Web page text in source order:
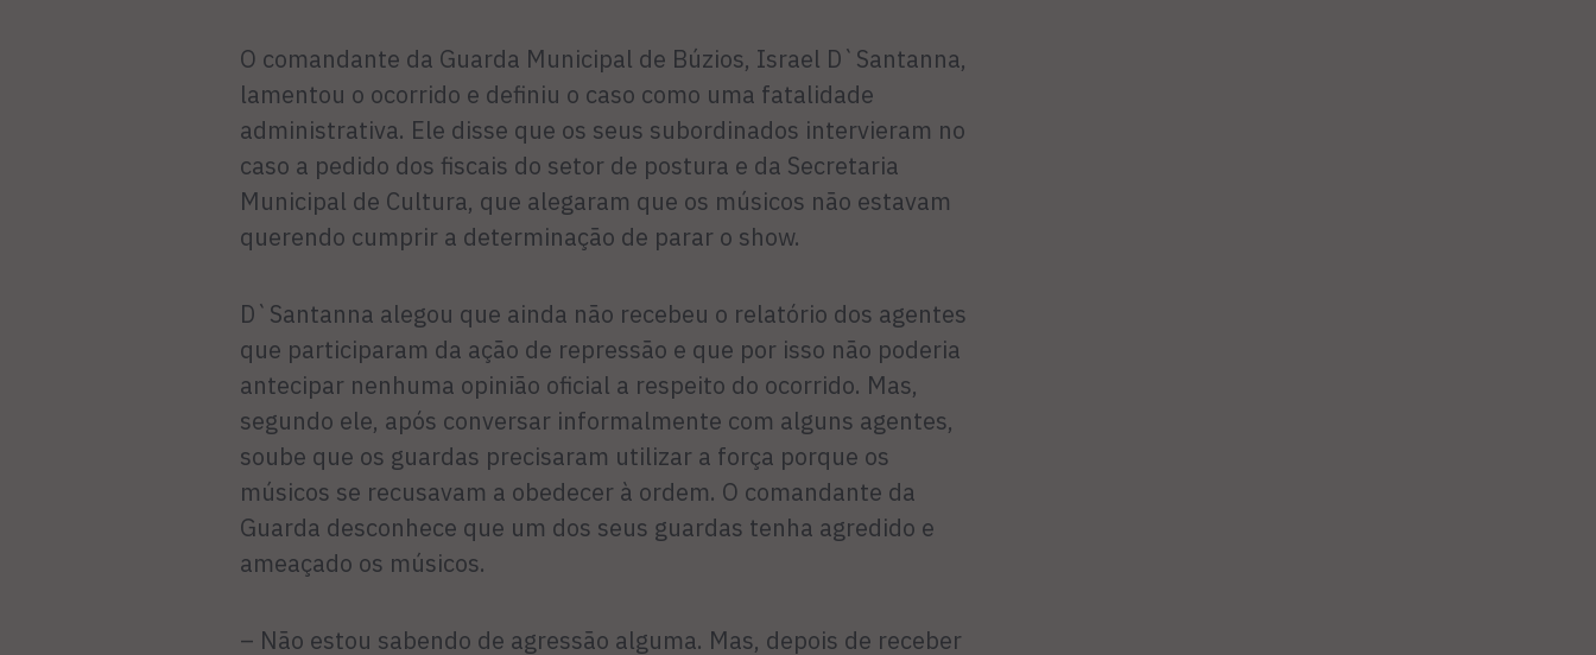
O comandante da Guarda Municipal de Búzios, Israel D`Santanna,
lamentou o ocorrido e definiu o caso como uma fatalidade
administrativa. Ele disse que os seus subordinados intervieram no
caso a pedido dos fiscais do setor de postura e da Secretaria
Municipal de Cultura, que alegaram que os músicos não estavam
querendo cumprir a determinação de parar o show.
D`Santanna alegou que ainda não recebeu o relatório dos agentes
que participaram da ação de repressão e que por isso não poderia
antecipar nenhuma opinião oficial a respeito do ocorrido. Mas,
segundo ele, após conversar informalmente com alguns agentes,
soube que os guardas precisaram utilizar a força porque os
músicos se recusavam a obedecer à ordem. O comandante da
Guarda desconhece que um dos seus guardas tenha agredido e
ameaçado os músicos.
– Não estou sabendo de agressão alguma. Mas, depois de receber